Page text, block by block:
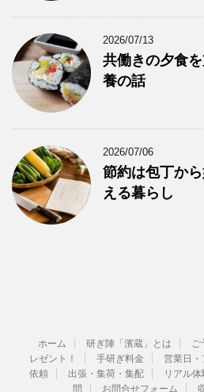
2026/07/13
共働きの夕食
養の話
2026/07/06
節約は包丁か
える暮らし
ホーム 研ぎ陣「濱蔵」とは ご
レゼント！
手研ぎ料金 営業日・
依頼
出張・集荷・集配 リアル
問
お問合せフォーム